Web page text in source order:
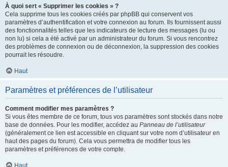
À quoi sert « Supprimer les cookies » ?
Cela supprime tous les cookies créés par phpBB qui conservent vos
paramètres d’authentification et votre connexion au forum. Ils fournissent aussi
des fonctionnalités telles que les indicateurs de lecture des messages (lu ou
non lu) si cela a été activé par un administrateur du forum. Si vous rencontrez
des problèmes de connexion ou de déconnexion, la suppression des cookies
pourrait les résoudre.
Haut
Paramètres et préférences de l’utilisateur
Comment modifier mes paramètres ?
Si vous êtes membre de ce forum, tous vos paramètres sont stockés dans notre
base de données. Pour les modifier, accédez au Panneau de l’utilisateur
(généralement ce lien est accessible en cliquant sur votre nom d’utilisateur en
haut des pages du forum). Cela vous permettra de modifier tous les
paramètres et préférences de votre compte.
Haut